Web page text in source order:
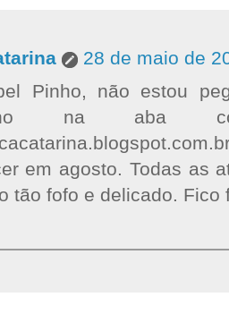
28 de maio de
Pinho, não estou
na aba
em agosto. Todas as
tão fofo e delicado.